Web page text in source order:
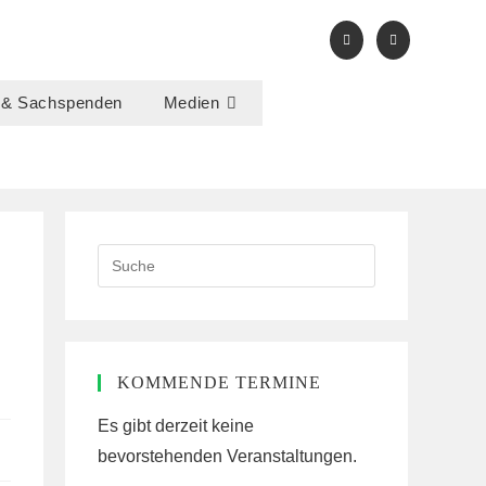
Sachspenden Medien
this
KOMMENDE TERMINE
Es gibt derzeit keine
bevorstehenden Veranstaltungen.